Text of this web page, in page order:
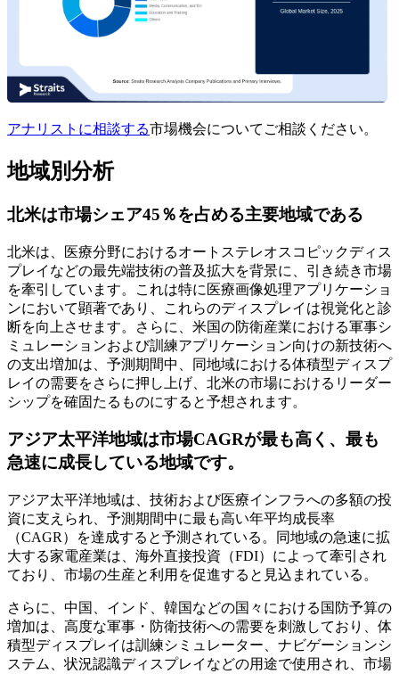
アナリストに相談する市場機会についてご相談ください。
地域別分析
北米は市場シェア45％を占める主要地域である
北米は、医療分野におけるオートステレオスコピックディス
プレイなどの最先端技術の普及拡大を背景に、引き続き市場
を牽引しています。これは特に医療画像処理アプリケーショ
ンにおいて顕著であり、これらのディスプレイは視覚化と診
断を向上させます。さらに、米国の防衛産業における軍事シ
ミュレーションおよび訓練アプリケーション向けの新技術へ
の支出増加は、予測期間中、同地域における体積型ディスプ
レイの需要をさらに押し上げ、北米の市場におけるリーダー
シップを確固たるものにすると予想されます。
アジア太平洋地域は市場CAGRが最も高く、最も
急速に成長している地域です。
アジア太平洋地域は、技術および医療インフラへの多額の投
資に支えられ、予測期間中に最も高い年平均成長率
（CAGR）を達成すると予測されている。同地域の急速に拡
大する家電産業は、海外直接投資（FDI）によって牽引され
ており、市場の生産と利用を促進すると見込まれている。
さらに、中国、インド、韓国などの国々における国防予算の
増加は、高度な軍事・防衛技術への需要を刺激しており、体
積型ディスプレイは訓練シミュレーター、ナビゲーションシ
ステム、状況認識ディスプレイなどの用途で使用され、市場